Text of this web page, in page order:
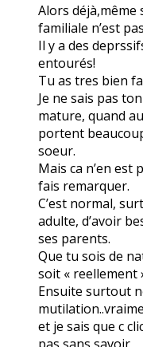
Alors
familiale n’est
Il y a des
entourés!
Tu as tres bien
Je ne sais pas
mature, quand
portent
soeur.
Mais ca n’en est
fais remarquer.
C’est normal,
adulte, d’avoir
ses parents.
Que tu sois de
soit « reellement
Ensuite surtout
et je sais que c